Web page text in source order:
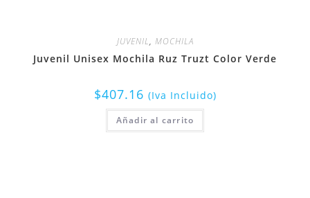
JUVENIL, MOCHILA
Juvenil Unisex Mochila Ruz Truzt Color Verde
$407.16 (Iva Incluido)
Añadir al carrito